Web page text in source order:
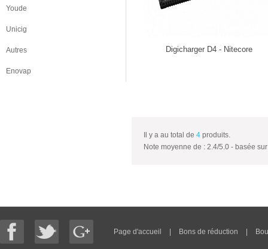
Youde
Unicig
Autres
Enovap
Digicharger D4 - Nitecore
Il y a au total de 4 produits.
Note moyenne de : 2.4/5.0 - basée
Page d'accueil Bons de réduction